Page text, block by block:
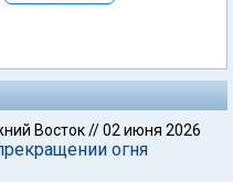
Восток//02 июня 2026
огня